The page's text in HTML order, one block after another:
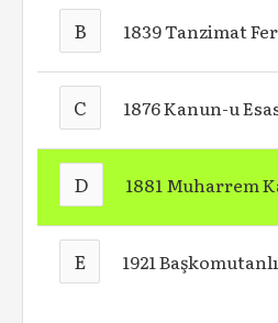
B 1839 Tanzimat
C 1876 Kanun-u
D 1881 Muharrem
E 1921